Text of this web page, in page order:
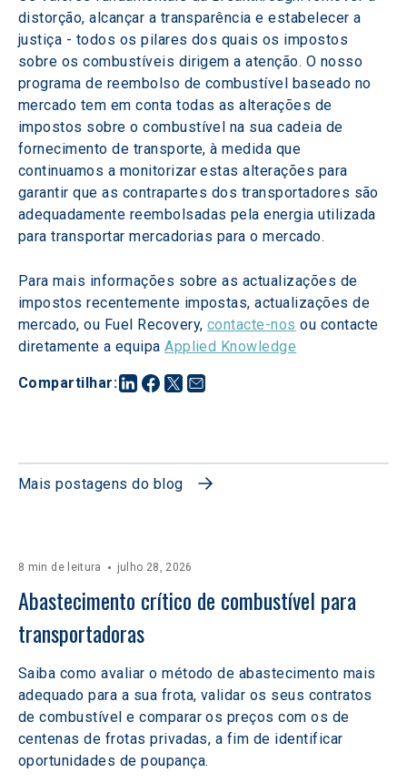
Compartilhar:
distorção, alcançar a transparência e estabelecer a
justiça - todos os pilares dos quais os impostos
sobre os combustíveis dirigem a atenção. O nosso
programa de reembolso de combustível baseado no
mercado tem em conta todas as alterações de
impostos sobre o combustível na sua cadeia de
fornecimento de transporte, à medida que
continuamos a monitorizar estas alterações para
garantir que as contrapartes dos transportadores são
adequadamente reembolsadas pela energia utilizada
para transportar mercadorias para o mercado.
Para mais informações sobre as actualizações de
impostos recentemente impostas, actualizações de
mercado, ou Fuel Recovery, contacte-nos ou contacte
diretamente a equipa Applied Knowledge
Mais postagens do blog
8 min de leitura julho 28, 2026
Abastecimento crítico de combustível para
transportadoras
Saiba como avaliar o método de abastecimento mais
adequado para a sua frota, validar os seus contratos
de combustível e comparar os preços com os de
centenas de frotas privadas, a fim de identificar
oportunidades de poupança.